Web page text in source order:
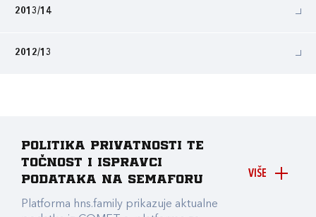
2013/14
2012/13
VIŠE
Politika privatnosti te
točnost i ispravci
podataka na Semaforu
Platforma hns.family prikazuje aktualne